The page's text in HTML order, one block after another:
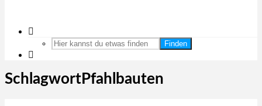
Finden
SchlagwortPfahlbauten